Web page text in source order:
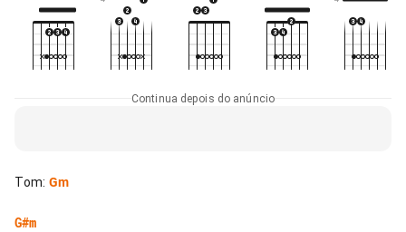
Continua depois do anúncio
Tom: Gm
G#m